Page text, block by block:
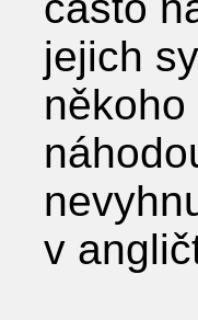
jejich
v